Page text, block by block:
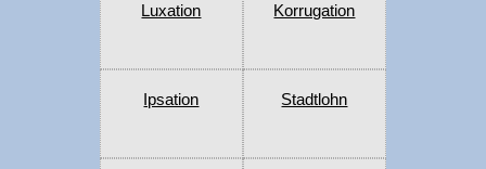
Luxation Korrugation
Ipsation Stadtlohn